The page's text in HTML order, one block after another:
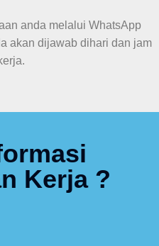
anda melalui WhatsApp
akan dijawab dihari dan jam
Kerja ?